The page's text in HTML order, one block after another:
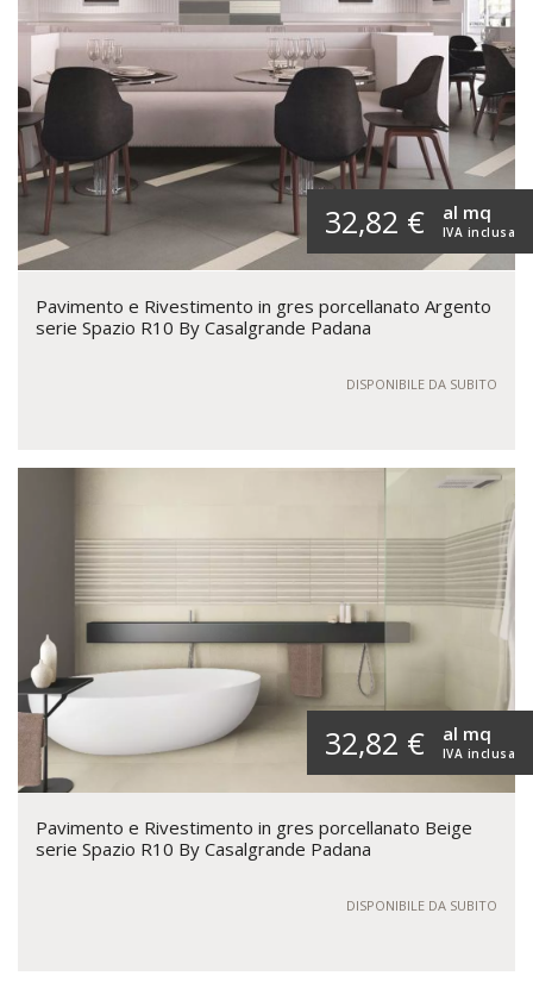
32,82 € IVA inclusa
al mq
Pavimento e Rivestimento in gres porcellanato Argento
serie Spazio R10 By Casalgrande Padana
DISPONIBILE DA SUBITO
32,82 € IVA inclusa
al mq
Pavimento e Rivestimento in gres porcellanato Beige
serie Spazio R10 By Casalgrande Padana
DISPONIBILE DA SUBITO